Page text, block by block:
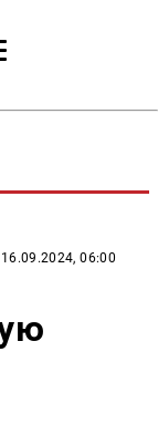
16.09.2024, 06:00